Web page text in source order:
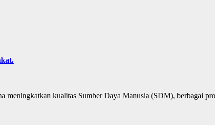
kualitas Sumber Daya Manusia (SDM), berbagai